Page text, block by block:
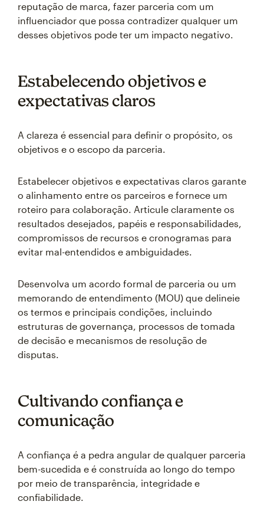
reputação de marca, fazer parceria com um
influenciador que possa contradizer qualquer um
desses objetivos pode ter um impacto negativo.
Estabelecendo objetivos e
expectativas claros
A clareza é essencial para definir o propósito, os
objetivos e o escopo da parceria.
Estabelecer objetivos e expectativas claros garante
o alinhamento entre os parceiros e fornece um
roteiro para colaboração. Articule claramente os
resultados desejados, papéis e responsabilidades,
compromissos de recursos e cronogramas para
evitar mal-entendidos e ambiguidades.
Desenvolva um acordo formal de parceria ou um
memorando de entendimento (MOU) que delineie
os termos e principais condições, incluindo
estruturas de governança, processos de tomada
de decisão e mecanismos de resolução de
disputas.
Cultivando confiança e
comunicação
A confiança é a pedra angular de qualquer parceria
bem-sucedida e é construída ao longo do tempo
por meio de transparência, integridade e
confiabilidade.